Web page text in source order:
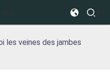
les veines des jambes